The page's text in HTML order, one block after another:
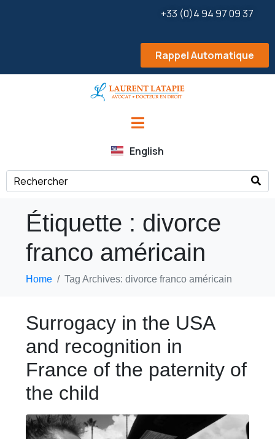
+33 (0)4 94 97 09 37
Rappel Automatique
English
Étiquette : divorce
franco américain
Home Tag Archives: divorce franco américain
Surrogacy in the USA
and recognition in
France of the paternity of
the child